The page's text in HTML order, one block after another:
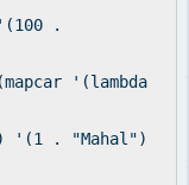
.
'(lambda
'(1 . "Mahal")